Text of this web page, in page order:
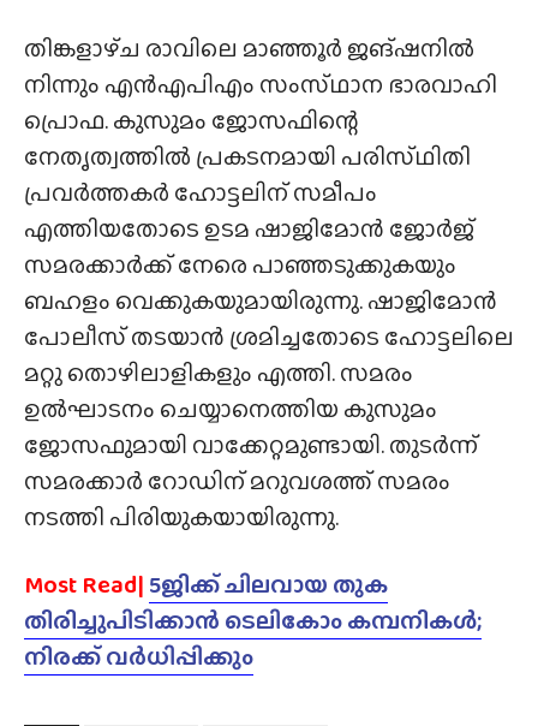
തിങ്കളാഴ്‌ച രാവിലെ മാഞ്ഞൂർ ജങ്ഷനിൽ
നിന്നും എൻഎപിഎം സംസ്‌ഥാന ഭാരവാഹി
പ്രൊഫ. കുസുമം ജോസഫിന്റെ
നേതൃത്വത്തിൽ പ്രകടനമായി പരിസ്‌ഥിതി
പ്രവർത്തകർ ഹോട്ടലിന് സമീപം
എത്തിയതോടെ ഉടമ ഷാജിമോൻ ജോർജ്
സമരക്കാർക്ക് നേരെ പാഞ്ഞടുക്കുകയും
ബഹളം വെക്കുകയുമായിരുന്നു. ഷാജിമോൻ
പോലീസ് തടയാൻ ശ്രമിച്ചതോടെ ഹോട്ടലിലെ
മറ്റു തൊഴിലാളികളും എത്തി. സമരം
ഉൽഘാടനം ചെയ്യാനെത്തിയ കുസുമം
ജോസഫുമായി വാക്കേറ്റമുണ്ടായി. തുടർന്ന്
സമരക്കാർ റോഡിന് മറുവശത്ത് സമരം
നടത്തി പിരിയുകയായിരുന്നു.
Most Read| 5ജിക്ക് ചിലവായ തുക
തിരിച്ചുപിടിക്കാൻ ടെലികോം കമ്പനികൾ;
നിരക്ക് വർധിപ്പിക്കും